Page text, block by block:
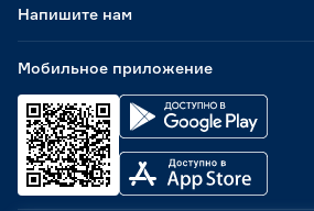
Мобильное приложение
Напишите нам